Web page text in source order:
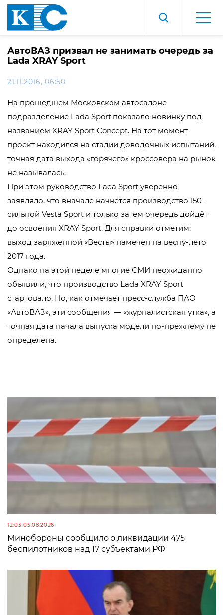
АвтоВАЗ призвал не занимать очередь за
Lada XRAY Sport
21.11.2016, 06:50
На прошедшем Московском автосалоне
подразделение Lada Sport показало новинку под
названием XRAY Sport Concept. На тот момент
проект находился на стадии доводочных испытаний,
точная дата выхода «горячего» кроссовера на рынок
не называлась.
При этом руководство Lada Sport уверенно
заявляло, что вначале начнётся производство 150-
сильной Vesta Sport и только затем очередь дойдёт
до освоения XRAY Sport. Для справки отметим:
выход заряженной «Весты» намечен на весну-лето
2017 года.
Однако на этой неделе многие СМИ неожиданно
объявили, что производство Lada XRAY Sport
стартовало. Но, как отмечает пресс-служба ПАО
«АвтоВАЗ», эти сообщения — «журналистская утка», а
точная дата начала выпуска модели по-прежнему не
определена.
12:03 05.08.2026
Минобороны сообщило о ликвидации 475
беспилотников над 17 субъектами РФ